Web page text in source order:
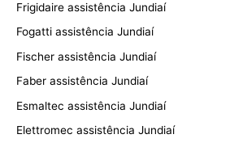
Frigidaire assistência Jundiaí
Fogatti assistência Jundiaí
Fischer assistência Jundiaí
Faber assistência Jundiaí
Esmaltec assistência Jundiaí
Elettromec assistência Jundiaí